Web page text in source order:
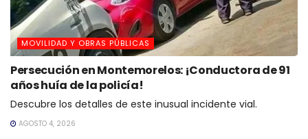
MOVILIDAD Y OBRAS PÚBLICAS
Persecución en Montemorelos: ¡Conductora de 91
años huía de la policía!
Descubre los detalles de este inusual incidente vial.
AGOSTO 4, 2026